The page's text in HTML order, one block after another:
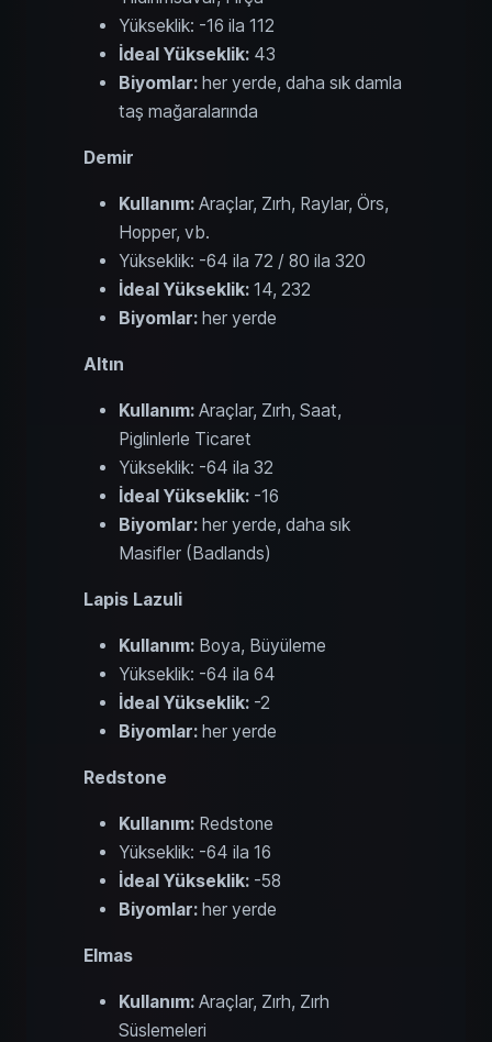
Yükseklik: -16 ila 112
İdeal Yükseklik: 43
Biyomlar: her yerde, daha sık damla
taş mağaralarında
Demir
Kullanım: Araçlar, Zırh, Raylar, Örs,
Hopper, vb.
Yükseklik: -64 ila 72 / 80 ila 320
İdeal Yükseklik: 14, 232
Biyomlar: her yerde
Altın
Kullanım: Araçlar, Zırh, Saat,
Piglinlerle Ticaret
Yükseklik: -64 ila 32
İdeal Yükseklik: -16
Biyomlar: her yerde, daha sık
Masifler (Badlands)
Lapis Lazuli
Kullanım: Boya, Büyüleme
Yükseklik: -64 ila 64
İdeal Yükseklik: -2
Biyomlar: her yerde
Redstone
Kullanım: Redstone
Yükseklik: -64 ila 16
İdeal Yükseklik: -58
Biyomlar: her yerde
Elmas
Kullanım: Araçlar, Zırh, Zırh
Süslemeleri